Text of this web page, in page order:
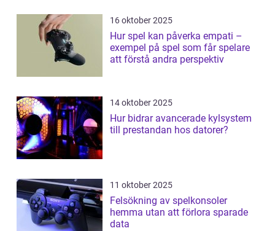
16 oktober 2025
Hur spel kan påverka empati –
exempel på spel som får spelare
att förstå andra perspektiv
14 oktober 2025
Hur bidrar avancerade kylsystem
till prestandan hos datorer?
11 oktober 2025
Felsökning av spelkonsoler
hemma utan att förlora sparade
data